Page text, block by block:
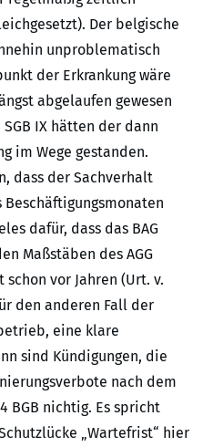
Der belgische
unproblematisch
der Erkrankung wäre
abgelaufen gewesen
IX hätten der dann
im Wege gestanden.
dass der Sachverhalt
dafür, dass das BAG
Maßstäben des AGG
schon vor Jahren (Urt. v.
den anderen Fall der
eine klare
sind Kündigungen, die
nach dem
BGB nichtig. Es spricht
„Wartefrist“ hier